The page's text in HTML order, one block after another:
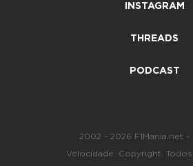
INSTAGRAM
THREADS
PODCAST
2002 - 2026 F1Mania.net -
Velocidade. Copyright.